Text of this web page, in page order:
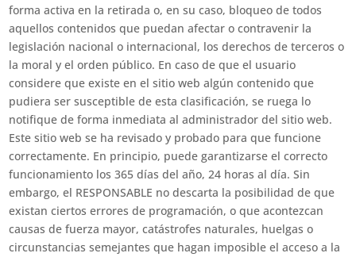
forma activa en la retirada o, en su caso, bloqueo de todos
aquellos contenidos que puedan afectar o contravenir la
legislación nacional o internacional, los derechos de terceros o
la moral y el orden público. En caso de que el usuario
considere que existe en el sitio web algún contenido que
pudiera ser susceptible de esta clasificación, se ruega lo
notifique de forma inmediata al administrador del sitio web.
Este sitio web se ha revisado y probado para que funcione
correctamente. En principio, puede garantizarse el correcto
funcionamiento los 365 días del año, 24 horas al día. Sin
embargo, el RESPONSABLE no descarta la posibilidad de que
existan ciertos errores de programación, o que acontezcan
causas de fuerza mayor, catástrofes naturales, huelgas o
circunstancias semejantes que hagan imposible el acceso a la